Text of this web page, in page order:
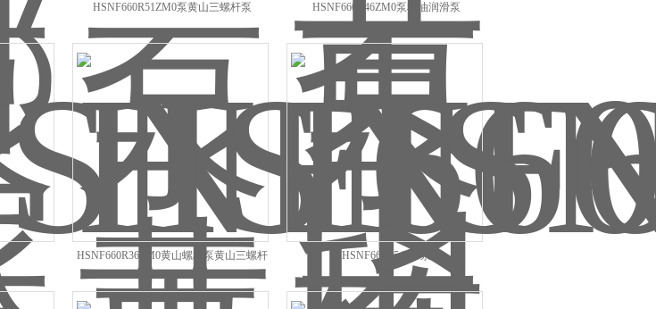
HSNF660R51ZM0泵黄山三螺杆泵 HSNF660R46ZM0泵稀油润滑泵
HSNF660R36ZM0黄山螺杆泵黄山三螺杆
泵
HSNF660R54ZM泵